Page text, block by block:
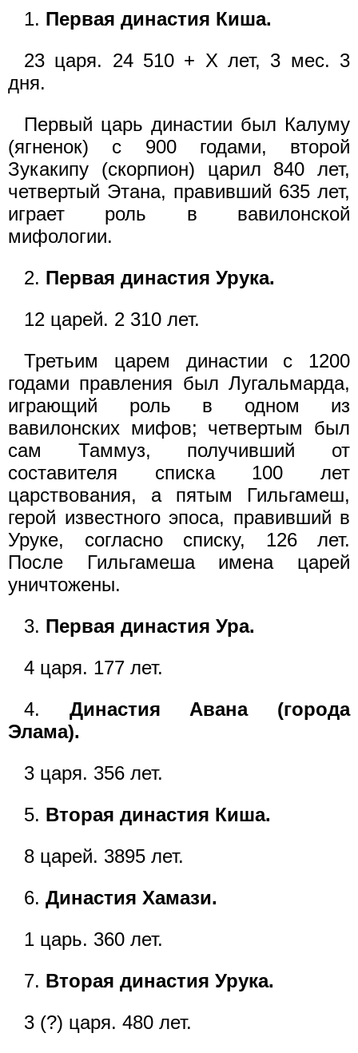
1. Первая династия Киша.
23 царя. 24 510 + X лет, 3 мес. 3
дня.
Первый царь династии был Калуму
(ягненок) с 900 годами, второй
Зукакипу (скорпион) царил 840 лет,
четвертый Этана, правивший 635 лет,
играет роль в вавилонской
мифологии.
2. Первая династия Урука.
12 царей. 2 310 лет.
Третьим царем династии с 1200
годами правления был Лугальмарда,
играющий роль в одном из
вавилонских мифов; четвертым был
сам Таммуз, получивший от
составителя списка 100 лет
царствования, а пятым Гильгамеш,
герой известного эпоса, правивший в
Уруке, согласно списку, 126 лет.
После Гильгамеша имена царей
уничтожены.
3. Первая династия Ура.
4 царя. 177 лет.
4. Династия Авана (города
Элама).
3 царя. 356 лет.
5. Вторая династия Киша.
8 царей. 3895 лет.
6. Династия Хамази.
1 царь. 360 лет.
7. Вторая династия Урука.
3 (?) царя. 480 лет.